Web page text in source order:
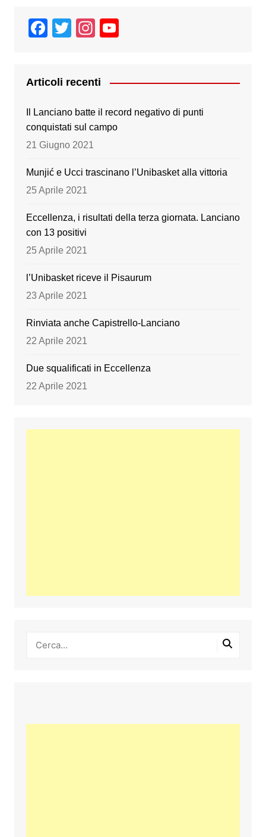
F
e
b
o
o
T
er
In
gr
a
m
T
Articoli recenti
Il Lanciano batte il record negativo di punti
conquistati sul campo
21 Giugno 2021
Munjić e Ucci trascinano l’Unibasket alla vittoria
25 Aprile 2021
Eccellenza, i risultati della terza giornata. Lanciano
con 13 positivi
25 Aprile 2021
l’Unibasket riceve il Pisaurum
23 Aprile 2021
Rinviata anche Capistrello-Lanciano
22 Aprile 2021
Due squalificati in Eccellenza
22 Aprile 2021